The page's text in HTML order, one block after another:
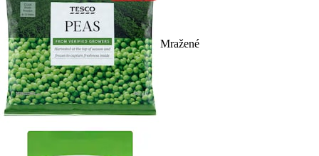
Mražené